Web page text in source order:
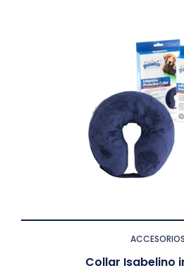
ACCESORIOS
Collar Isabelino